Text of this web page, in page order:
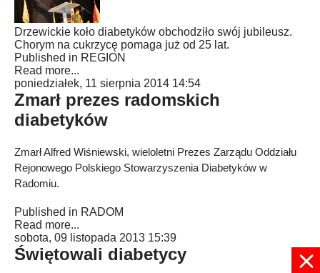
Drzewickie koło diabetyków obchodziło swój jubileusz.
Chorym na cukrzycę pomaga już od 25 lat.
Published in REGION
Read more...
poniedziałek, 11 sierpnia 2014 14:54
Zmarł prezes radomskich
diabetyków
Zmarł Alfred Wiśniewski, wieloletni Prezes Zarządu Oddziału
Rejonowego Polskiego Stowarzyszenia Diabetyków w
Radomiu.
Published in RADOM
Read more...
sobota, 09 listopada 2013 15:39
Świętowali diabetycy